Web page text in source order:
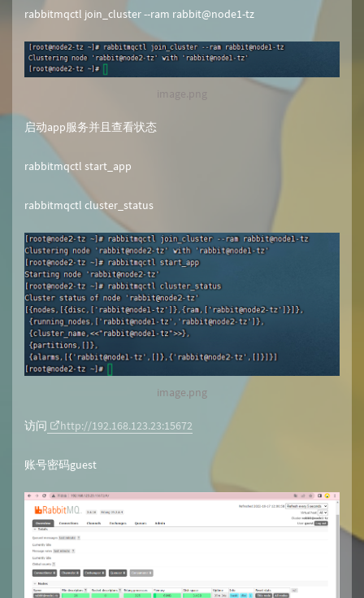
rabbitmqctl join_cluster --ram rabbit@node1-tz
image.png
启动app服务并且查看状态
rabbitmqctl start_app
rabbitmqctl cluster_status
image.png
访问 http://192.168.123.23:15672
账号密码guest